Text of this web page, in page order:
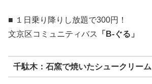
■ １日乗り降りし放題で300円！
文京区コミュニティバス
「B-ぐる」
千駄木：石窯で焼いたシュークリーム